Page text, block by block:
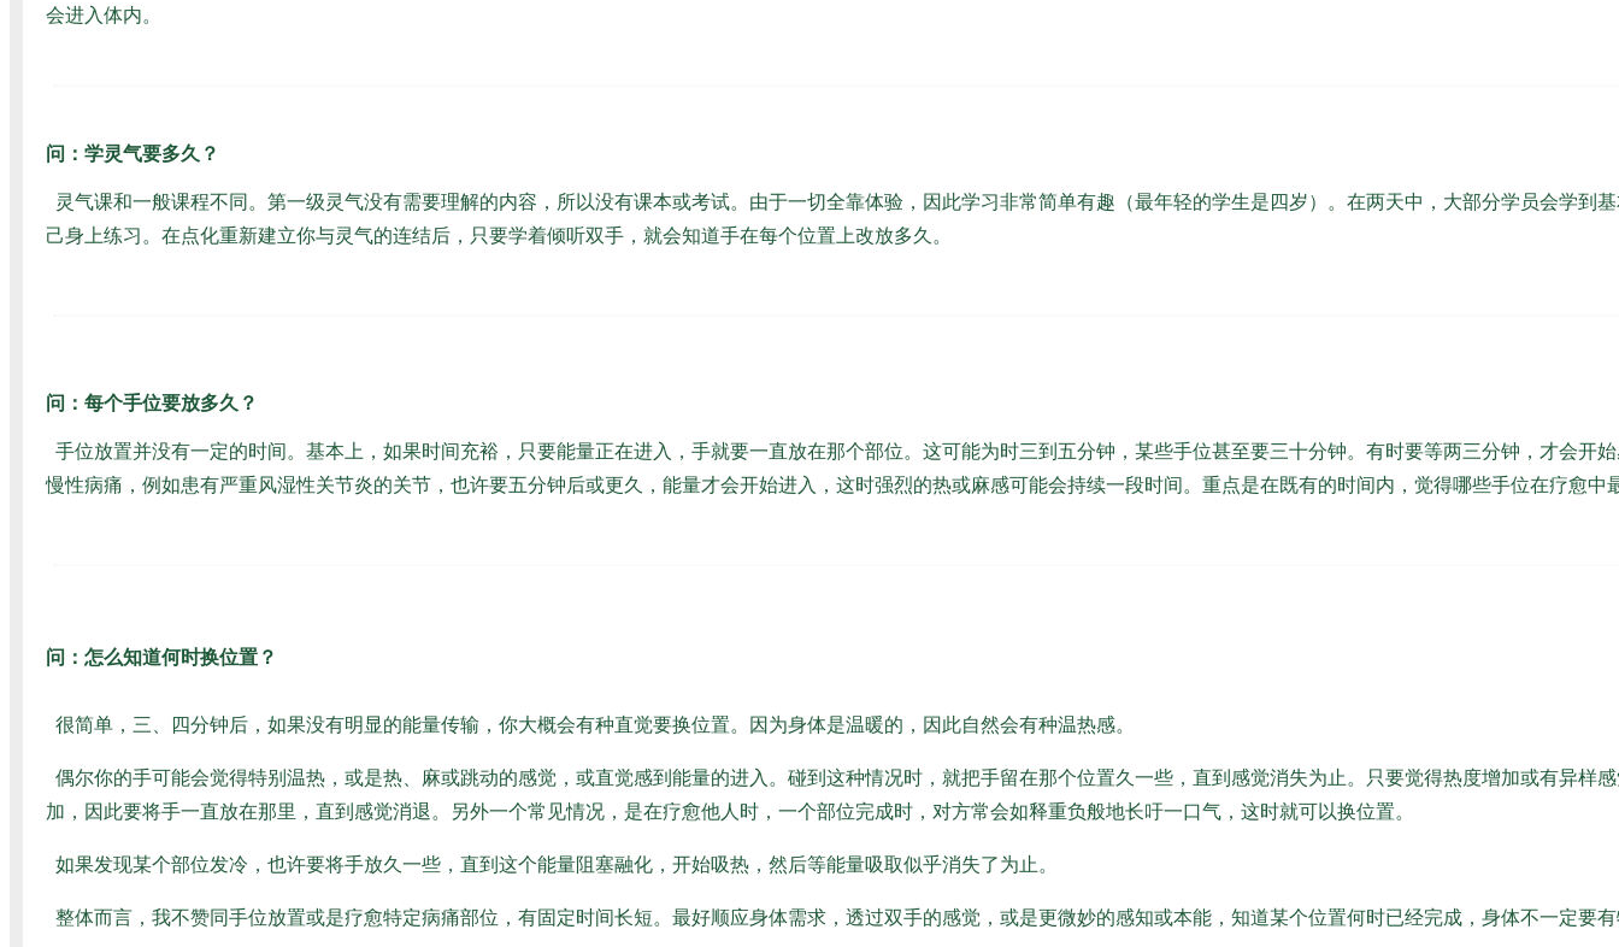
会进入体内。
问：学灵气要多久？
灵气课和一般课程不同。第一级灵气没有需要理解的内容，所以没有课本或考试。由于一切全靠体验，因此学习非常简单有趣（最年轻的学生是四岁）。在两天中，大部分学员会学到
己身上练习。在点化重新建立你与灵气的连结后，只要学着倾听双手，就会知道手在每个位置上改放多久。
问：每个手位要放多久？
手位放置并没有一定的时间。基本上，如果时间充裕，只要能量正在进入，手就要一直放在那个部位。这可能为时三到五分钟，某些手位甚至要三十分钟。有时要等两三分钟，才会开
慢性病痛，例如患有严重风湿性关节炎的关节，也许要五分钟后或更久，能量才会开始进入，这时强烈的热或麻感可能会持续一段时间。重点是在既有的时间内，觉得哪些手位在疗愈中
问：怎么知道何时换位置？
很简单，三、四分钟后，如果没有明显的能量传输，你大概会有种直觉要换位置。因为身体是温暖的，因此自然会有种温热感。
偶尔你的手可能会觉得特别温热，或是热、麻或跳动的感觉，或直觉感到能量的进入。碰到这种情况时，就把手留在那个位置久一些，直到感觉消失为止。只要觉得热度增加或有异样
加，因此要将手一直放在那里，直到感觉消退。另外一个常见情况，是在疗愈他人时，一个部位完成时，对方常会如释重负般地长吁一口气，这时就可以换位置。
如果发现某个部位发冷，也许要将手放久一些，直到这个能量阻塞融化，开始吸热，然后等能量吸取似乎消失了为止。
整体而言，我不赞同手位放置或是疗愈特定病痛部位，有固定时间长短。最好顺应身体需求，透过双手的感觉，或是更微妙的感知或本能，知道某个位置何时已经完成，身体不一定要